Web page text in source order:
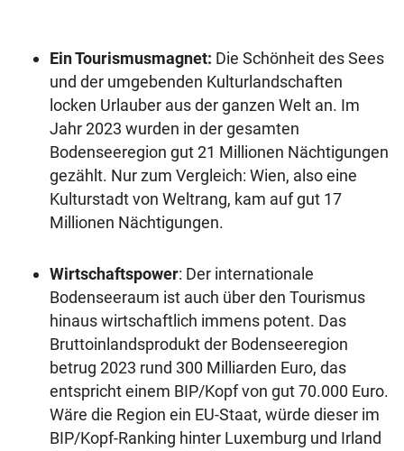
Ein Tourismusmagnet: Die Schönheit des Sees
und der umgebenden Kulturlandschaften
locken Urlauber aus der ganzen Welt an. Im
Jahr 2023 wurden in der gesamten
Bodenseeregion gut 21 Millionen Nächtigungen
gezählt. Nur zum Vergleich: Wien, also eine
Kulturstadt von Weltrang, kam auf gut 17
Millionen Nächtigungen.
Wirtschaftspower: Der internationale
Bodenseeraum ist auch über den Tourismus
hinaus wirtschaftlich immens potent. Das
Bruttoinlandsprodukt der Bodenseeregion
betrug 2023 rund 300 Milliarden Euro, das
entspricht einem BIP/Kopf von gut 70.000 Euro.
Wäre die Region ein EU-Staat, würde dieser im
BIP/Kopf-Ranking hinter Luxemburg und Irland